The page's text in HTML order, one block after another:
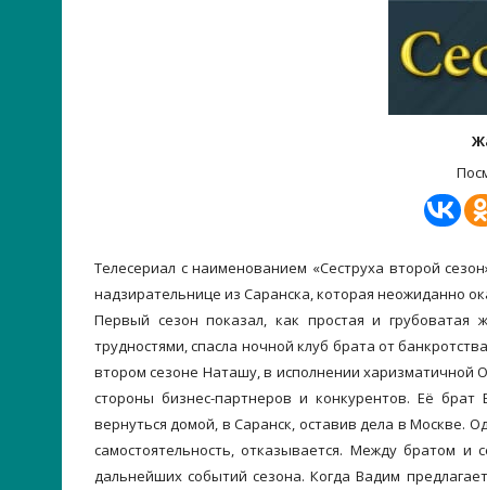
Телесериал с наименованием «Сеструха второй
надзирательнице из Саранска, которая неожиданно
Первый сезон показал, как простая и
трудностями, спасла ночной клуб брата от
втором сезоне Наташу, в исполнении харизматичной
стороны бизнес-партнеров и конкурентов. Её
вернуться домой, в Саранск, оставив дела в Москве.
самостоятельность, отказывается. Между братом и
дальнейших событий сезона. Когда Вадим